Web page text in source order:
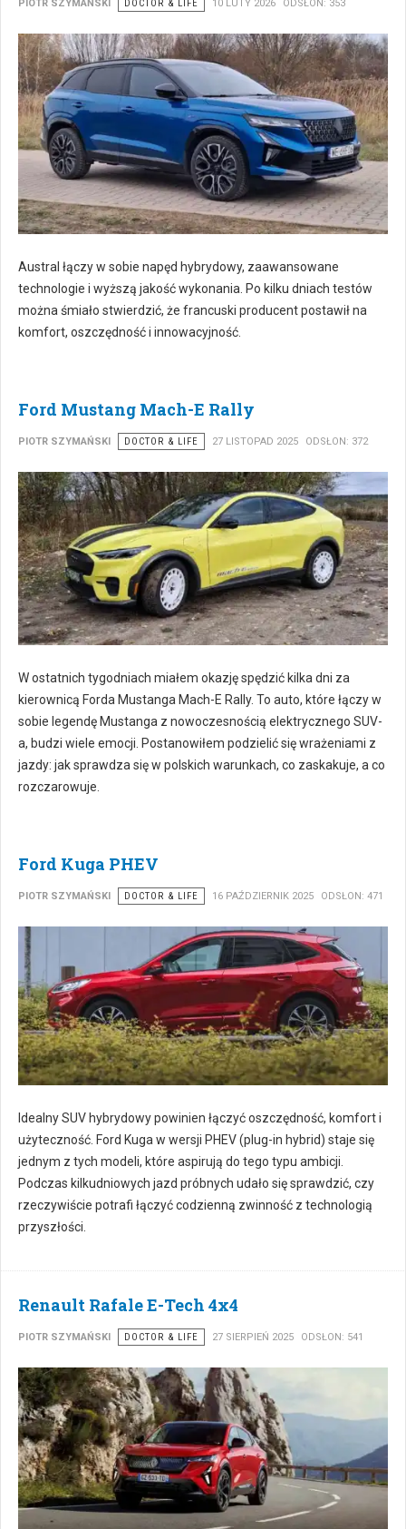
PIOTR SZYMAŃSKI DOCTOR & LIFE 10 LUTY 2026 ODSŁON: 353
Austral łączy w sobie napęd hybrydowy, zaawansowane
technologie i wyższą jakość wykonania. Po kilku dniach testów
można śmiało stwierdzić, że francuski producent postawił na
komfort, oszczędność i innowacyjność.
Ford Mustang Mach-E Rally
PIOTR SZYMAŃSKI DOCTOR & LIFE 27 LISTOPAD 2025 ODSŁON: 372
W ostatnich tygodniach miałem okazję spędzić kilka dni za
kierownicą Forda Mustanga Mach-E Rally. To auto, które łączy w
sobie legendę Mustanga z nowoczesnością elektrycznego SUV-
a, budzi wiele emocji. Postanowiłem podzielić się wrażeniami z
jazdy: jak sprawdza się w polskich warunkach, co zaskakuje, a co
rozczarowuje.
Ford Kuga PHEV
PIOTR SZYMAŃSKI DOCTOR & LIFE 16 PAŹDZIERNIK 2025 ODSŁON: 471
Idealny SUV hybrydowy powinien łączyć oszczędność, komfort i
użyteczność. Ford Kuga w wersji PHEV (plug-in hybrid) staje się
jednym z tych modeli, które aspirują do tego typu ambicji.
Podczas kilkudniowych jazd próbnych udało się sprawdzić, czy
rzeczywiście potrafi łączyć codzienną zwinność z technologią
przyszłości.
Renault Rafale E-Tech 4x4
PIOTR SZYMAŃSKI DOCTOR & LIFE 27 SIERPIEŃ 2025 ODSŁON: 541